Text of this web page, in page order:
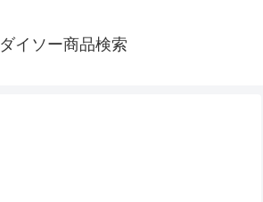
ダイソー商品検索